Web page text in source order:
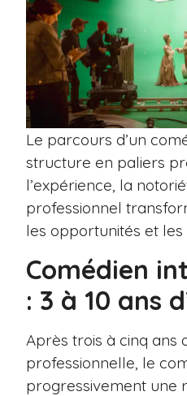
Le parcours d’un
structure en paliers
l’expérience, la
professionnel
les opportunités et les
Comédien
: 3 à 10 ans
Après trois à cinq ans
professionnelle, le
progressivement une